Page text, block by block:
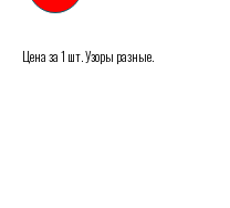
Цена за 1 шт. Узоры разные.